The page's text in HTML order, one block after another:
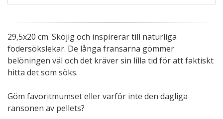
29,5x20 cm. Skojig och inspirerar till naturliga
fodersökslekar. De långa fransarna gömmer
belöningen väl och det kräver sin lilla tid för att faktiskt
hitta det som söks.
Göm favoritmumset eller varför inte den dagliga
ransonen av pellets?